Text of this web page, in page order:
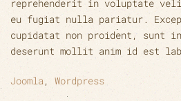
reprehenderit in voluptate
eu fugiat nulla pariatur.
cupidatat non proident, sunt
deserunt mollit anim id est
Joomla, Wordpress